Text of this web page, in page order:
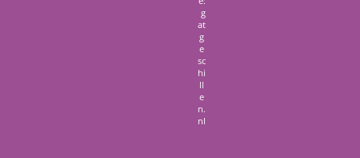
g
at
g
e
sc
hi
ll
e
n.
nl